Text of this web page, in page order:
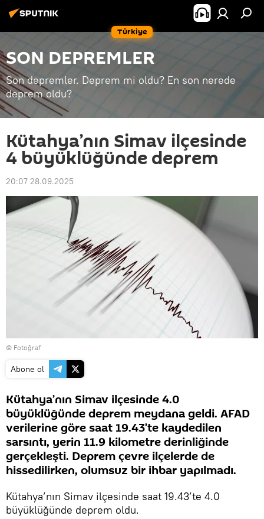
Türkiye
SON DEPREMLER
Son depremler. Deprem mi oldu? En son nerede
deprem oldu?
Kütahya’nın Simav ilçesinde
4 büyüklüğünde deprem
20:07 28.09.2025
© Fotoğraf
Abone ol
Kütahya’nın Simav ilçesinde 4.0
büyüklüğünde deprem meydana geldi. AFAD
verilerine göre saat 19.43’te kaydedilen
sarsıntı, yerin 11.9 kilometre derinliğinde
gerçekleşti. Deprem çevre ilçelerde de
hissedilirken, olumsuz bir ihbar yapılmadı.
Kütahya’nın Simav ilçesinde saat 19.43’te 4.0
büyüklüğünde deprem oldu.